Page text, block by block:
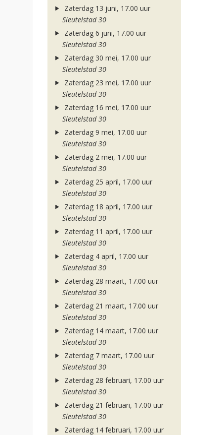
Zaterdag 13 juni, 17.00 uur
Sleutelstad 30
Zaterdag 6 juni, 17.00 uur
Sleutelstad 30
Zaterdag 30 mei, 17.00 uur
Sleutelstad 30
Zaterdag 23 mei, 17.00 uur
Sleutelstad 30
Zaterdag 16 mei, 17.00 uur
Sleutelstad 30
Zaterdag 9 mei, 17.00 uur
Sleutelstad 30
Zaterdag 2 mei, 17.00 uur
Sleutelstad 30
Zaterdag 25 april, 17.00 uur
Sleutelstad 30
Zaterdag 18 april, 17.00 uur
Sleutelstad 30
Zaterdag 11 april, 17.00 uur
Sleutelstad 30
Zaterdag 4 april, 17.00 uur
Sleutelstad 30
Zaterdag 28 maart, 17.00 uur
Sleutelstad 30
Zaterdag 21 maart, 17.00 uur
Sleutelstad 30
Zaterdag 14 maart, 17.00 uur
Sleutelstad 30
Zaterdag 7 maart, 17.00 uur
Sleutelstad 30
Zaterdag 28 februari, 17.00 uur
Sleutelstad 30
Zaterdag 21 februari, 17.00 uur
Sleutelstad 30
Zaterdag 14 februari, 17.00 uur